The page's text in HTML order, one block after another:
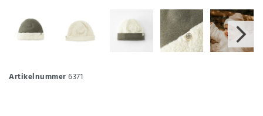
Artikelnummer6371